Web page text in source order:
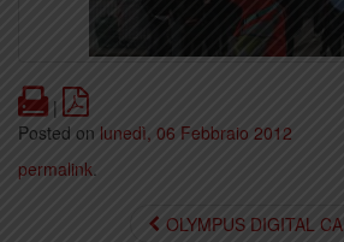
Print
|
Posted on lunedì, 06 Febbraio 2012
permalink.
OLYMPUS DIGITAL